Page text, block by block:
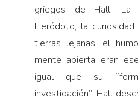
griegos de Hall. La
Heródoto, la
tierras lejanas, el
mente abierta eran
igual que su
investigación”. Hall